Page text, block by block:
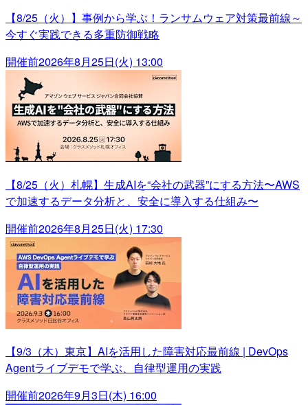
【8/25（火）】事例から学ぶ！ランサムウェア対策最前線～
今すぐ実践できる多重防御戦略
開催前2026年8月25日(火) 13:00
【8/25（火）札幌】生成AIを“会社の武器”にする方法〜AWS
で加速するデータ分析と、安全に導入する仕組み〜
開催前2026年8月25日(火) 17:30
【9/3（木）東京】AIを活用した障害対応最前線 | DevOps
Agentライブデモで学ぶ、自律型運用の実践
開催前2026年9月3日(木) 16:00